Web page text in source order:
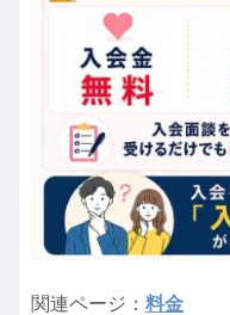
関連ページ： 料金